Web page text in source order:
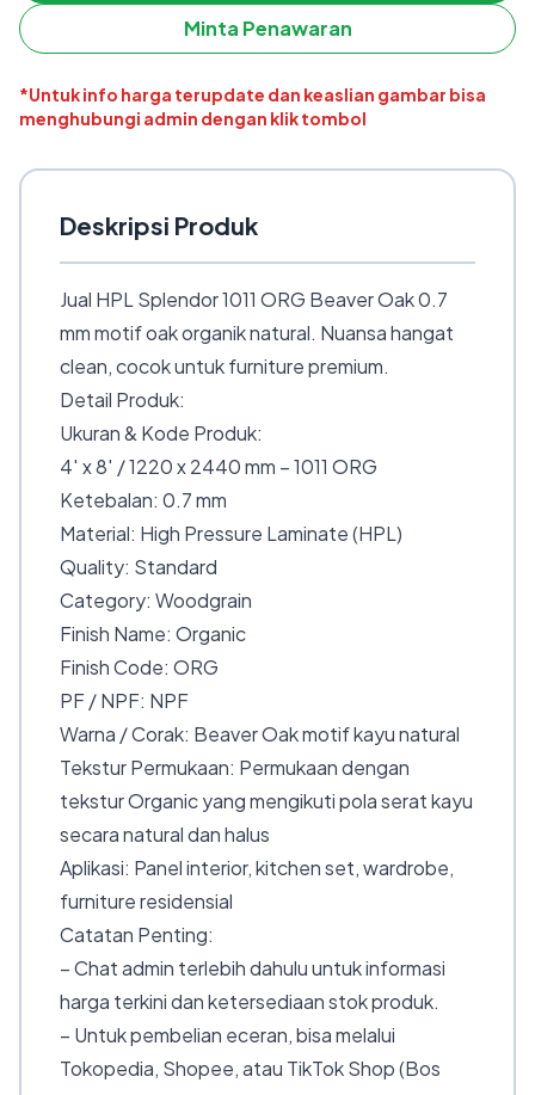
Minta Penawaran
*Untuk info harga terupdate dan keaslian gambar bisa
menghubungi admin dengan klik tombol
Deskripsi Produk
Jual HPL Splendor 1011 ORG Beaver Oak 0.7
mm motif oak organik natural. Nuansa hangat
clean, cocok untuk furniture premium.
Detail Produk:
Ukuran & Kode Produk:
4′ x 8′ / 1220 x 2440 mm – 1011 ORG
Ketebalan: 0.7 mm
Material: High Pressure Laminate (HPL)
Quality: Standard
Category: Woodgrain
Finish Name: Organic
Finish Code: ORG
PF / NPF: NPF
Warna / Corak: Beaver Oak motif kayu natural
Tekstur Permukaan: Permukaan dengan
tekstur Organic yang mengikuti pola serat kayu
secara natural dan halus
Aplikasi: Panel interior, kitchen set, wardrobe,
furniture residensial
Catatan Penting:
– Chat admin terlebih dahulu untuk informasi
harga terkini dan ketersediaan stok produk.
– Untuk pembelian eceran, bisa melalui
Tokopedia, Shopee, atau TikTok Shop (Bos